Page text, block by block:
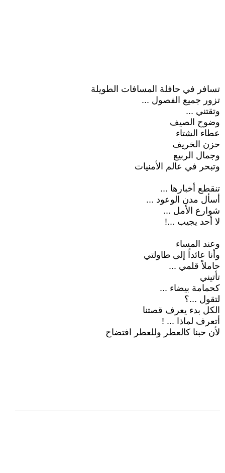
تسافر في حافلة المسافات الطويلة
تزور جميع الفصول ...
وتقتني ...
وضوح الصيف
عطاء الشتاء
حزن الخريف
وجمال الربيع
وتبحر في عالم الأمنيات
تنقطع أخبارها ...
أسأل مدن الوعود ...
شوارع الأمل ...
لا أحد يجيب ...!
وعند المساء
وأنا عائداً إلى طاولتي
حاملاً قلمي ...
تأتيني
كحمامة بيضاء ...
لتقول ...؟
الكل بدء يعرف قصتنا
أتعرف لماذا ... !
لأن حبنا كالعطر وللعطر افتضاح